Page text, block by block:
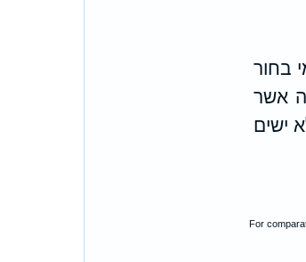
בחור
אשר
ישים
For